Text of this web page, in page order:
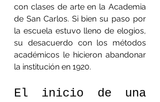
con clases de arte en la Academia
de San Carlos. Si bien su paso por
la escuela estuvo lleno de elogios,
su desacuerdo con los métodos
académicos le hicieron abandonar
la institución en 1920.
El inicio de una